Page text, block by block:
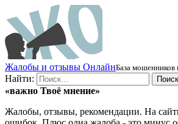
Жалобы и отзывы ОнлайнБаза мошенников
Найти:
«важно Твоё мнение»
Жалобы, отзывы, рекомендации. На